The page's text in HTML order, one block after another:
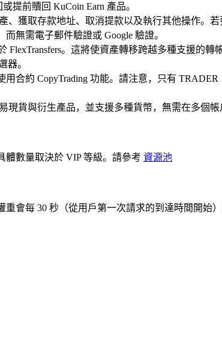
提前贖回 KuCoin Earn 產品。
、獲取存款地址、取消提款以及執行其他操作。
無需電子郵件驗證或 Google 驗證。
FlexTransfers。這將使資產轉移跨越多種支援的
器。
用合約 CopyTrading 功能。請注意，只有
現貨與衍生產品，並支援多種貨幣，無需在多個帳
體數量取決於 VIP 等級。請參考 資源池
重會每 30 秒（從用戶第一次請求的到達時間開始